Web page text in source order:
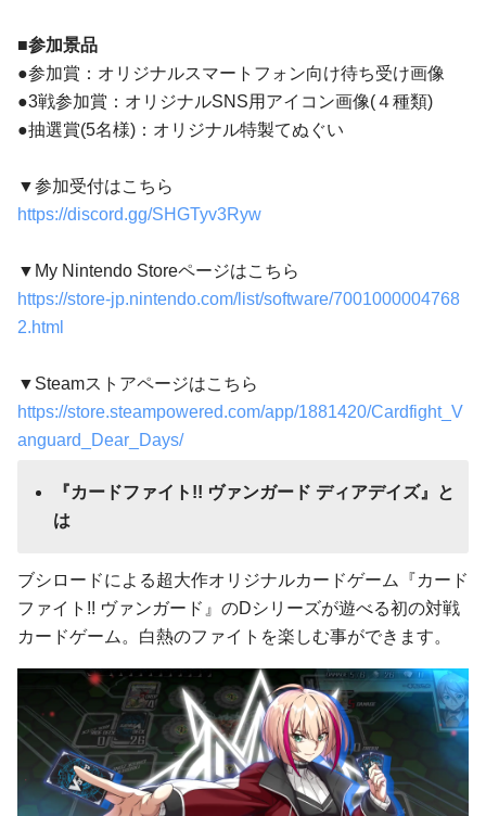
■参加景品
●参加賞：オリジナルスマートフォン向け待ち受け画像
●3戦参加賞：オリジナルSNS用アイコン画像(４種類)
●抽選賞(5名様)：オリジナル特製てぬぐい
▼参加受付はこちら
https://discord.gg/SHGTyv3Ryw
▼My Nintendo Storeページはこちら
https://store-jp.nintendo.com/list/software/7001000004768
2.html
▼Steamストアページはこちら
https://store.steampowered.com/app/1881420/Cardfight_V
anguard_Dear_Days/
『カードファイト!! ヴァンガード ディアデイズ』と
は
ブシロードによる超大作オリジナルカードゲーム『カード
ファイト!! ヴァンガード』のDシリーズが遊べる初の対戦
カードゲーム。白熱のファイトを楽しむ事ができます。